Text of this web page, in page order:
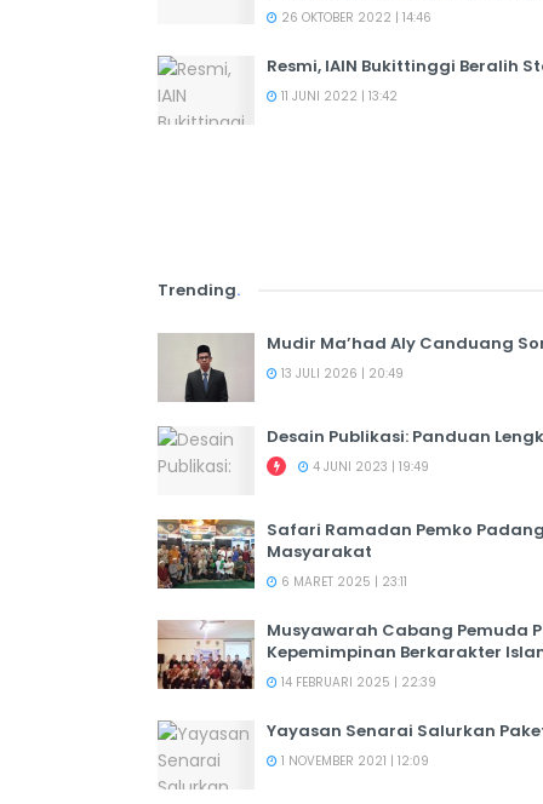
26 OKTOBER 2022 | 14:46
Resmi, IAIN Bukittinggi Beralih
11 JUNI 2022 | 13:42
Trending.
Mudir Ma’had Aly Canduang
13 JULI 2026 | 20:49
Desain Publikasi: Panduan
4 JUNI 2023 | 19:49
Safari Ramadan Pemko
Masyarakat
6 MARET 2025 | 23:11
Musyawarah Cabang Pemuda
Kepemimpinan Berkarakter
14 FEBRUARI 2025 | 22:39
Yayasan Senarai Salurkan
1 NOVEMBER 2021 | 12:09